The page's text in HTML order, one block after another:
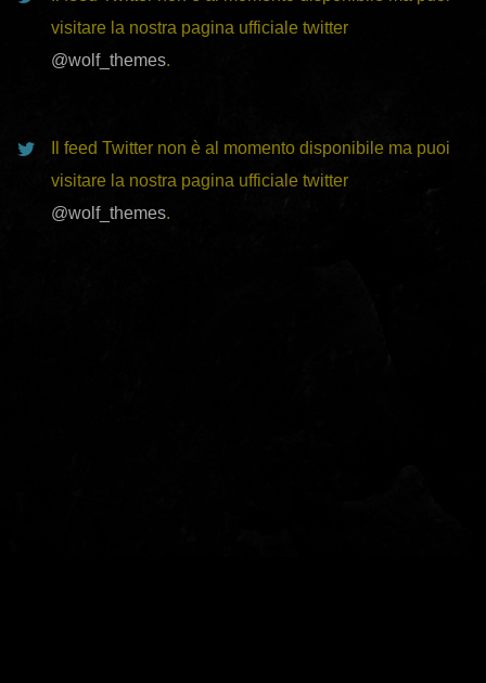
visitare la nostra pagina ufficiale twitter
@wolf_themes.
Il feed Twitter non è al momento disponibile ma puoi
visitare la nostra pagina ufficiale twitter
@wolf_themes.